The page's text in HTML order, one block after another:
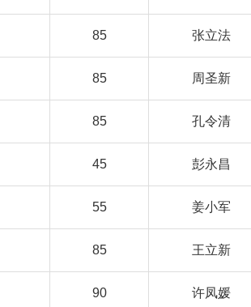
85 张立法
85 周圣新
85 孔令清
45 彭永昌
55 姜小军
85 王立新
90 许凤媛